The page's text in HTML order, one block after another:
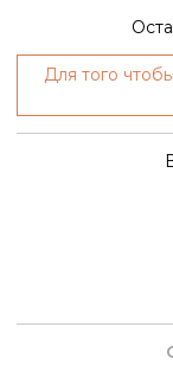
Для того